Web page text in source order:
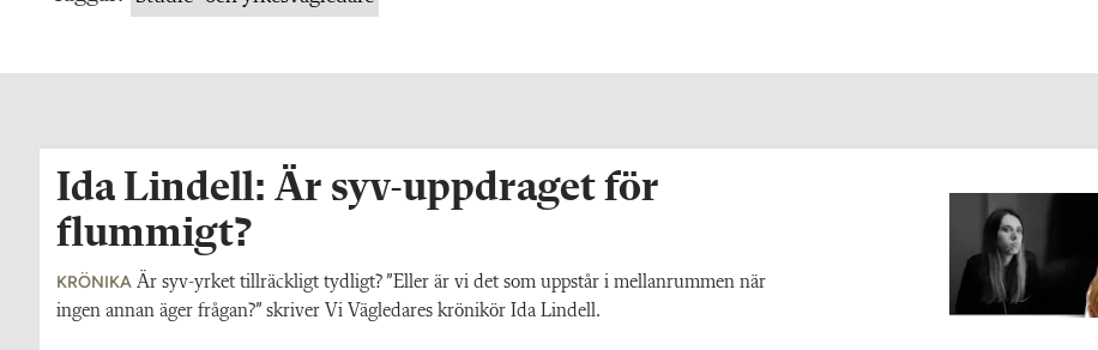
Ida Lindell: Är syv-uppdraget för
flummigt?
KRÖNIKA Är syv-yrket tillräckligt tydligt? ”Eller är vi det som uppstår i mellanrummen när
ingen annan äger frågan?” skriver Vi Vägledares krönikör Ida Lindell.